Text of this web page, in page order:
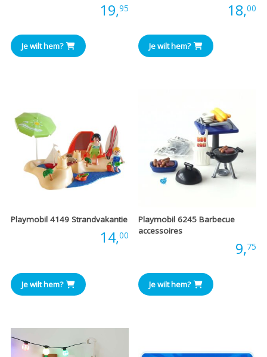
19,95
Je wilt hem?
18,00
Je wilt hem?
Playmobil 4149 Strandvakantie
14,00
Je wilt hem?
Playmobil 6245 Barbecue
accessoires
9,75
Je wilt hem?